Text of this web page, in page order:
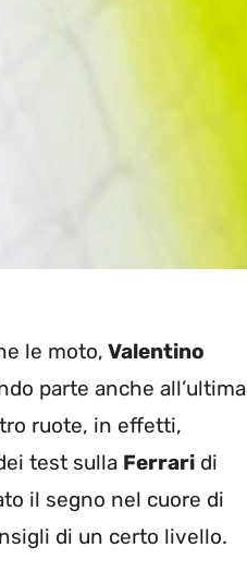
le moto, Valentino
parte anche all’ultima
ruote, in effetti,
test sulla Ferrari di
il segno nel cuore di
di un certo livello.